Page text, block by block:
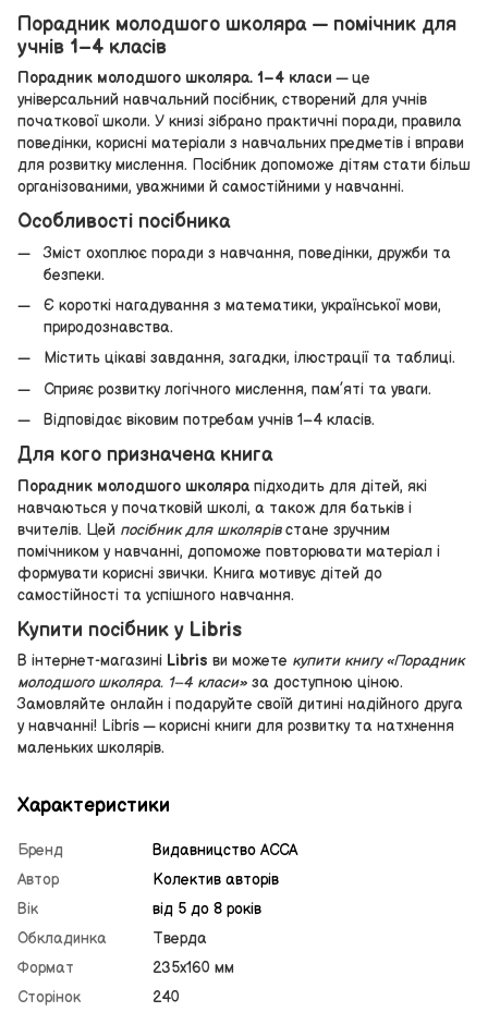
Порадник молодшого школяра — помічник для
учнів 1–4 класів
Порадник молодшого школяра. 1–4 класи — це
універсальний навчальний посібник, створений для учнів
початкової школи. У книзі зібрано практичні поради, правила
поведінки, корисні матеріали з навчальних предметів і вправи
для розвитку мислення. Посібник допоможе дітям стати більш
організованими, уважними й самостійними у навчанні.
Особливості посібника
Зміст охоплює поради з навчання, поведінки, дружби та
безпеки.
Є короткі нагадування з математики, української мови,
природознавства.
Містить цікаві завдання, загадки, ілюстрації та таблиці.
Сприяє розвитку логічного мислення, пам’яті та уваги.
Відповідає віковим потребам учнів 1–4 класів.
Для кого призначена книга
Порадник молодшого школяра підходить для дітей, які
навчаються у початковій школі, а також для батьків і
вчителів. Цей посібник для школярівстане зручним
помічником у навчанні, допоможе повторювати матеріал і
формувати корисні звички. Книга мотивує дітей до
самостійності та успішного навчання.
Купити посібник у Libris
В інтернет-магазині Libris ви можете купити книгу «Порадник
молодшого школяра. 1–4 класи» за доступною ціною.
Замовляйте онлайн і подаруйте своїй дитині надійного друга
у навчанні! Libris — корисні книги для розвитку та натхнення
маленьких школярів.
Характеристики
Бренд
Видавницство АССА
Автор
Колектив авторів
Вік
від 5 до 8 років
Обкладинка
Тверда
Формат
235х160 мм
Сторінок
240